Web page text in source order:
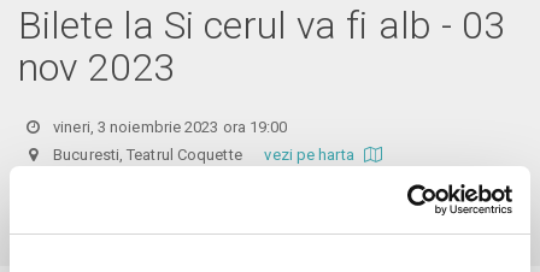
Bilete la Si cerul va fi alb - 03
nov 2023
vineri, 3 noiembrie 2023 ora 19:00
Bucuresti, Teatrul Coquettevezi pe harta
Dupa ora inceperii reprezentatiei biletele isi pierd valabilitatea, iar